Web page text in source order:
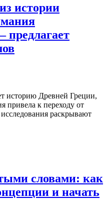
истории
предлагает
историю Древней Греции,
привела к переходу от
раскрывают
словами: как
и начать